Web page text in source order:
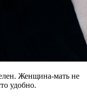
Женщина-мать не
удобно.